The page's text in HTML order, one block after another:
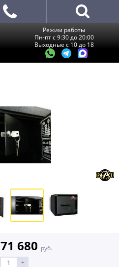
Режим работы
Пн-пт с 9:30 до 20:00
Выходные с 10 до 18
71 680 руб.
+